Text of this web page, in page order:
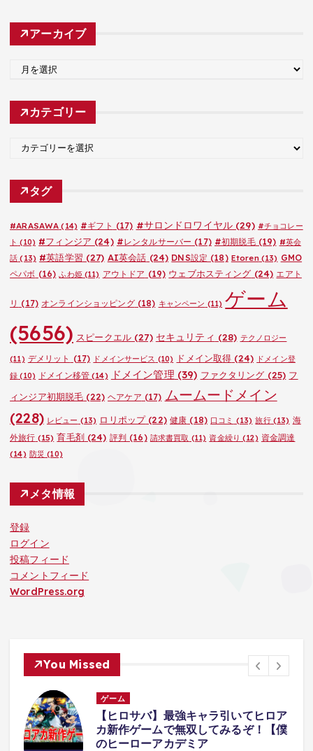
アーカイブ
カ
カテゴリー
ゴ
タグ
#ARASAWA (14) #ギフト (17) #サロンドロワイヤル(29) #チョコレー
ト (10) #フィンジア (24) #レンタルサーバー (17) #初期脱毛(19) #英会
話 (13) #英語学習 (27) AI英会話 (24) DNS設定 (18) Etoren(13) GMO
ペパボ (16) ふわ姫(11) アウトドア (19) ウェブホスティング (24) エアト
リ (17) オンラインショッピング(18) キャンペーン (11) ゲーム
(5656) スピークエル(27) セキュリティ (28) テクノロジー
(11) デメリット (17) ドメインサービス (10) ドメイン取得 (24) ドメイン登
録 (10) ドメイン移管(14) ドメイン管理 (39) ファクタリング (25) フ
ィンジア初期脱毛 (22) ヘアケア (17) ムームードメイン
(228) レビュー (13) ロリポップ(22) 健康 (18) 口コミ (13) 旅行(13) 海
外旅行 (15) 育毛剤(24) 評判 (16) 請求書買取 (11) 資金繰り (12) 資金調達
(14) 防災 (10)
メタ情報
登録
ログイン
投稿フィード
コメントフィード
WordPress.org
You Missed
ゲーム
【クレーンゲーム】お盆前新景品！人
気の再販も！攻略！回遊館岐阜店！
phi72110 8月 7, 2026